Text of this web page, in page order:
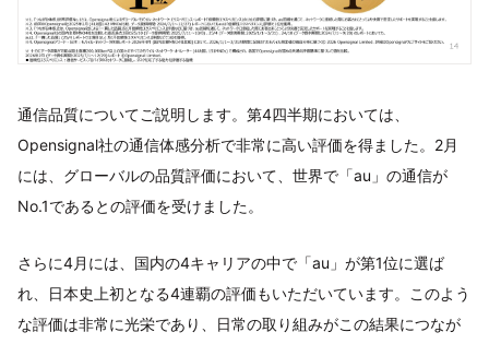
通信品質についてご説明します。第4四半期においては、
Opensignal社の通信体感分析で非常に高い評価を得ました。2月
には、グローバルの品質評価において、世界で「au」の通信が
No.1であるとの評価を受けました。
さらに4月には、国内の4キャリアの中で「au」が第1位に選ば
れ、日本史上初となる4連覇の評価もいただいています。このよう
な評価は非常に光栄であり、日常の取り組みがこの結果につなが